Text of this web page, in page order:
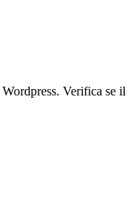
Verifica se il